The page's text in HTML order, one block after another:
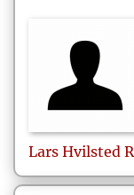
Lars Hvilsted